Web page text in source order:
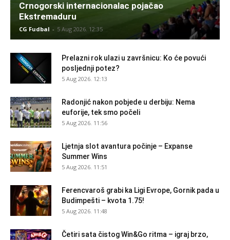
Crnogorski internacionalac pojačao
Ekstremaduru
CG Fudbal - 5 Aug 2026. 12:35
Prelazni rok ulazi u završnicu: Ko će povući
posljednji potez?
5 Aug 2026. 12:13
Radonjić nakon pobjede u derbiju: Nema
euforije, tek smo počeli
5 Aug 2026. 11:56
Ljetnja slot avantura počinje – Expanse
Summer Wins
5 Aug 2026. 11:51
Ferencvaroš grabi ka Ligi Evrope, Gornik pada u
Budimpešti – kvota 1.75!
5 Aug 2026. 11:48
Četiri sata čistog Win&Go ritma – igraj brzo,